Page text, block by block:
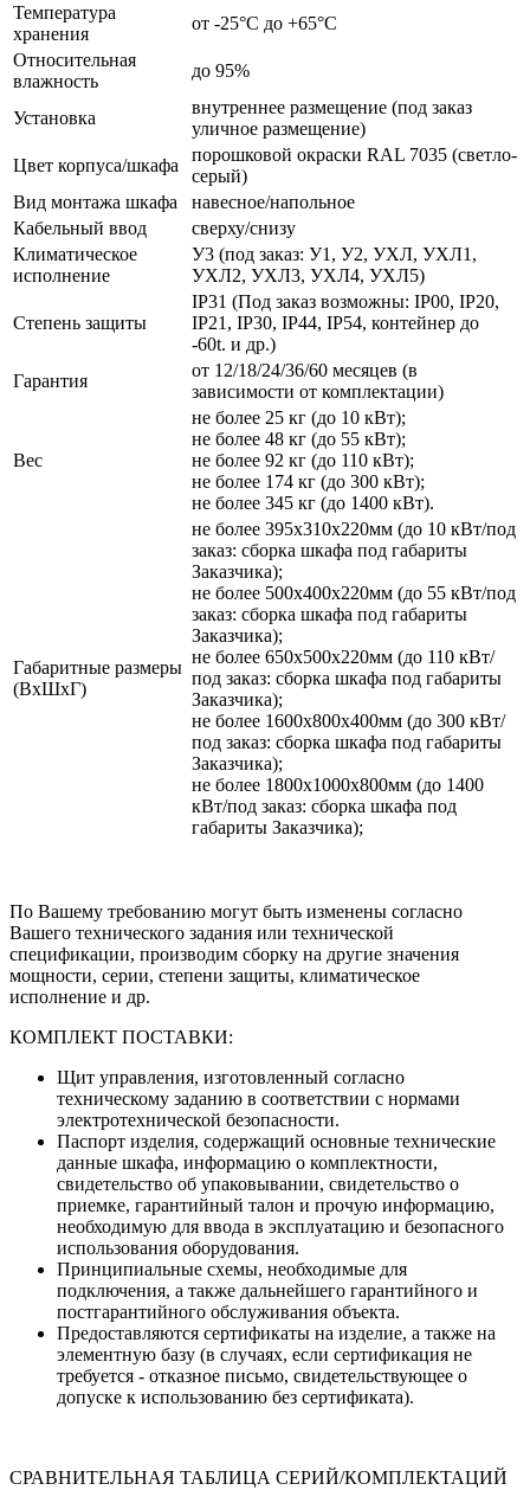
Температура
хранения
от -25°C до +65°C
Относительная
влажность
до 95%
Установка
внутреннее размещение (под заказ
уличное размещение)
Цвет корпуса/шкафа
порошковой окраски RAL 7035 (светло-
серый)
Вид монтажа шкафа
навесное/напольное
Кабельный ввод
сверху/снизу
Климатическое
исполнение
У3 (под заказ: У1, У2, УХЛ, УХЛ1,
УХЛ2, УХЛ3, УХЛ4, УХЛ5)
Степень защиты
IP31 (Под заказ возможны: IP00, IP20,
IP21, IP30, IP44, IP54, контейнер до
-60t. и др.)
Гарантия
от 12/18/24/36/60 месяцев (в
зависимости от комплектации)
Вес
не более 25 кг (до 10 кВт);
не более 48 кг (до 55 кВт);
не более 92 кг (до 110 кВт);
не более 174 кг (до 300 кВт);
не более 345 кг (до 1400 кВт).
Габаритные размеры
(ВхШхГ)
не более 395х310х220мм (до 10 кВт/под
заказ: сборка шкафа под габариты
Заказчика);
не более 500х400х220мм (до 55 кВт/под
заказ: сборка шкафа под габариты
Заказчика);
не более 650х500х220мм (до 110 кВт/
под заказ: сборка шкафа под габариты
Заказчика);
не более 1600х800х400мм (до 300 кВт/
под заказ: сборка шкафа под габариты
Заказчика);
не более 1800х1000х800мм (до 1400
кВт/под заказ: сборка шкафа под
габариты Заказчика);
По Вашему требованию могут быть изменены согласно
Вашего технического задания или технической
спецификации, производим сборку на другие значения
мощности, серии, степени защиты, климатическое
исполнение и др.
КОМПЛЕКТ ПОСТАВКИ:
Щит управления, изготовленный согласно
техническому заданию в соответствии с нормами
электротехнической безопасности.
Паспорт изделия, содержащий основные технические
данные шкафа, информацию о комплектности,
свидетельство об упаковывании, свидетельство о
приемке, гарантийный талон и прочую информацию,
необходимую для ввода в эксплуатацию и безопасного
использования оборудования.
Принципиальные схемы, необходимые для
подключения, а также дальнейшего гарантийного и
постгарантийного обслуживания объекта.
Предоставляются сертификаты на изделие, а также на
элементную базу (в случаях, если сертификация не
требуется - отказное письмо, свидетельствующее о
допуске к использованию без сертификата).
СРАВНИТЕЛЬНАЯ ТАБЛИЦА СЕРИЙ/КОМПЛЕКТАЦИЙ